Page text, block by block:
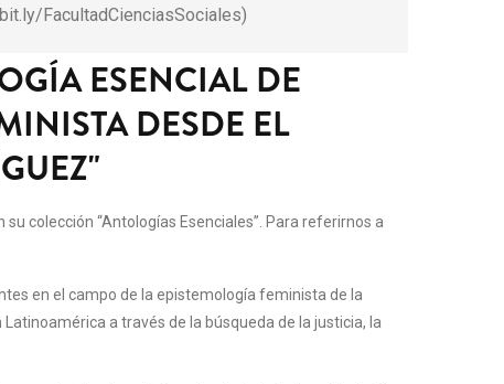
FacultadCienciasSociales)
ESENCIAL DE
DESDE EL
colección “Antologías Esenciales”. Para referirnos a
en el campo de la epistemología feminista de la
a través de la búsqueda de la justicia, la